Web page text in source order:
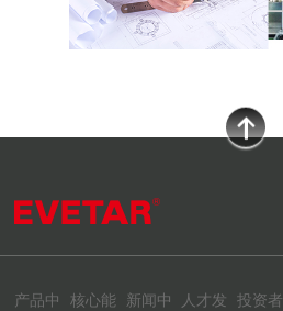
产品中
核心能
新闻中
人才发
投资者